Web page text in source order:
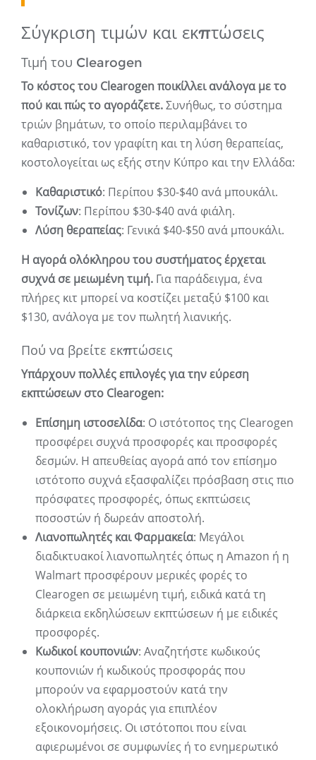
Σύγκριση τιμών και εκπτώσεις
Τιμή του Clearogen
Το κόστος του Clearogen ποικίλλει ανάλογα με το
πού και πώς το αγοράζετε.Συνήθως, το σύστημα
τριών βημάτων, το οποίο περιλαμβάνει το
καθαριστικό, τον γραφίτη και τη λύση θεραπείας,
κοστολογείται ως εξής στην Κύπρο και την Ελλάδα:
Καθαριστικό: Περίπου $30-$40 ανά μπουκάλι.
Τονίζων: Περίπου $30-$40 ανά φιάλη.
Λύση θεραπείας: Γενικά $40-$50 ανά μπουκάλι.
Η αγορά ολόκληρου του συστήματος έρχεται
συχνά σε μειωμένη τιμή. Για παράδειγμα, ένα
πλήρες κιτ μπορεί να κοστίζει μεταξύ $100 και
$130, ανάλογα με τον πωλητή λιανικής.
Πού να βρείτε εκπτώσεις
Υπάρχουν πολλές επιλογές για την εύρεση
εκπτώσεων στο Clearogen:
Επίσημη ιστοσελίδα: Ο ιστότοπος της Clearogen
προσφέρει συχνά προσφορές και προσφορές
δεσμών. Η απευθείας αγορά από τον επίσημο
ιστότοπο συχνά εξασφαλίζει πρόσβαση στις πιο
πρόσφατες προσφορές, όπως εκπτώσεις
ποσοστών ή δωρεάν αποστολή.
Λιανοπωλητές και Φαρμακεία: Μεγάλοι
διαδικτυακοί λιανοπωλητές όπως η Amazon ή η
Walmart προσφέρουν μερικές φορές το
Clearogen σε μειωμένη τιμή, ειδικά κατά τη
διάρκεια εκδηλώσεων εκπτώσεων ή με ειδικές
προσφορές.
Κωδικοί κουπονιών: Αναζητήστε κωδικούς
κουπονιών ή κωδικούς προσφοράς που
μπορούν να εφαρμοστούν κατά την
ολοκλήρωση αγοράς για επιπλέον
εξοικονομήσεις. Οι ιστότοποι που είναι
αφιερωμένοι σε συμφωνίες ή το ενημερωτικό